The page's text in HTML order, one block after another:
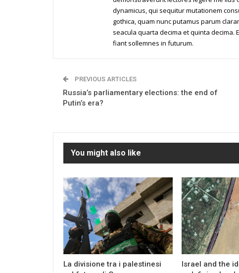
dynamicus, qui sequitur mutationem
gothica, quam nunc putamus parum
seacula quarta decima et quinta decima.
fiant sollemnes in futurum.
PREVIOUS ARTICLES
Russia’s parliamentary elections: the end of
Putin’s era?
You might also like
La divisione tra i palestinesi
Israel and the